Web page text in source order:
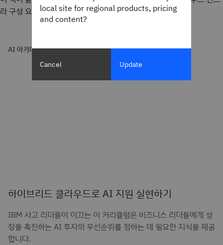
라 구성 요소에 매핑하는 방법을 알게 될 것입니다.
AI 아카데미
하이브리드 클라우드로 AI 지원 실현하기
IBM 사고 리더들이 이끄는 이 커리큘럼은 비즈니스 리더들에게 성
장을 촉진하는 AI 투자의 우선순위를 정하는 데 필요한 지식을 제공
합니다.
local site for regional products, pricing
and content?
Cancel Update